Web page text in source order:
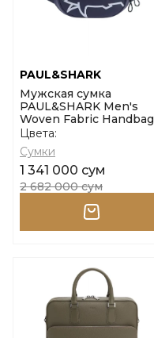
PAUL&SHARK
Мужская сумка
PAUL&SHARK Men's
Woven Fabric Handbag
размер tgu
Цвета:
Сумки
1 341 000 сум
2 682 000 сум